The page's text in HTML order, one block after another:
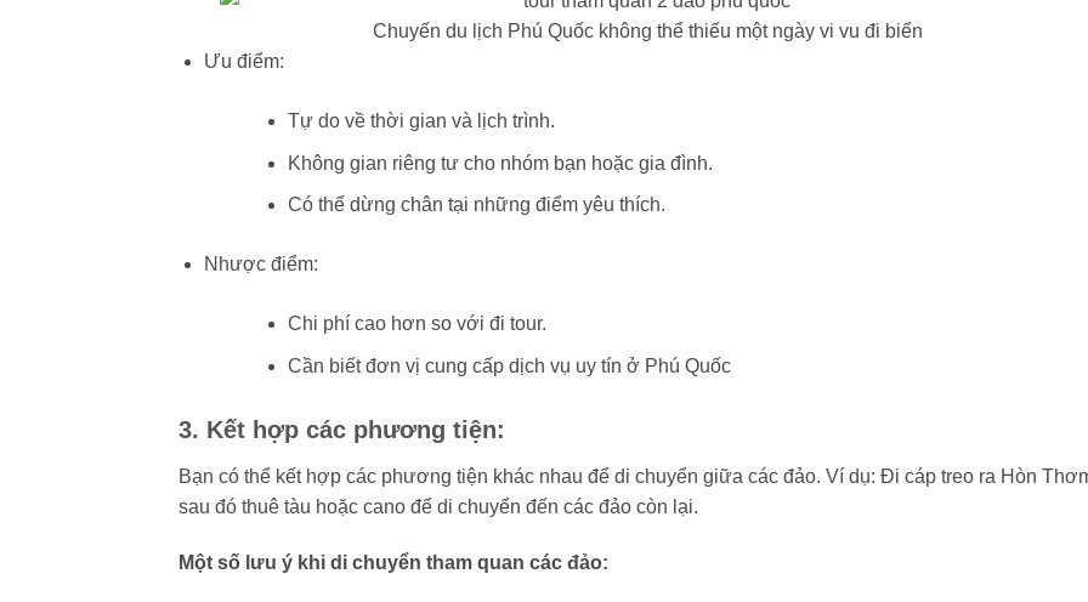
Chuyến du lịch Phú Quốc không thể thiếu một ngày vi vu đi biển
Ưu điểm:
Tự do về thời gian và lịch trình.
Không gian riêng tư cho nhóm bạn hoặc gia đình.
Có thể dừng chân tại những điểm yêu thích.
Nhược điểm:
Chi phí cao hơn so với đi tour.
Cần biết đơn vị cung cấp dịch vụ uy tín ở Phú Quốc
3. Kết hợp các phương tiện:
Bạn có thể kết hợp các phương tiện khác nhau để di chuyển giữa các đảo. Ví dụ: Đi cáp treo ra Hòn
sau đó thuê tàu hoặc cano để di chuyển đến các đảo còn lại.
Một số lưu ý khi di chuyển tham quan các đảo: